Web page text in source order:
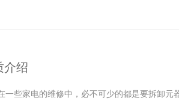
介绍
一些家电的维修中，必不可少的都是要拆卸